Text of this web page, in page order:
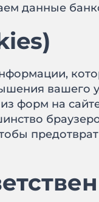
данные
вашего
форм на